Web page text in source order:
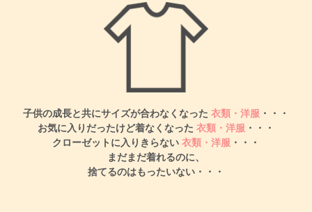
子供の成長と共にサイズが合わなくなった 衣類・洋服 ・・・
お気に入りだったけど着なくなった 衣類・洋服 ・・・
クローゼットに入りきらない 衣類・洋服 ・・・
まだまだ着れるのに、
捨てるのはもったいない・・・